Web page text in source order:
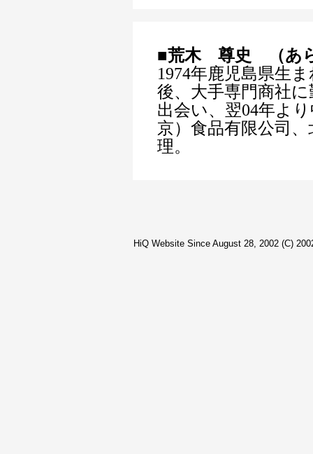
■荒木 尊史 （あ
1974年鹿児島県生
後、大手専門商社
出会い、翌04年よ
京）食品有限公司
理。
HiQ Website Since August 28, 2002 (C)